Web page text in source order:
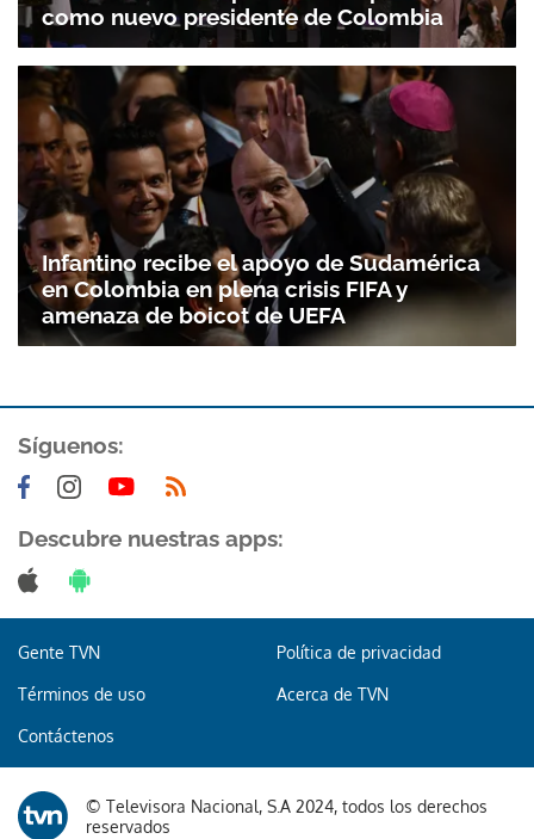
como nuevo presidente de Colombia
Infantino recibe el apoyo de Sudamérica
en Colombia en plena crisis FIFA y
amenaza de boicot de UEFA
Síguenos:
Descubre nuestras apps:
Gente TVN Política de privacidad
Términos de uso Acerca de TVN
Contáctenos
© Televisora Nacional, S.A 2024, todos los derechos
reservados